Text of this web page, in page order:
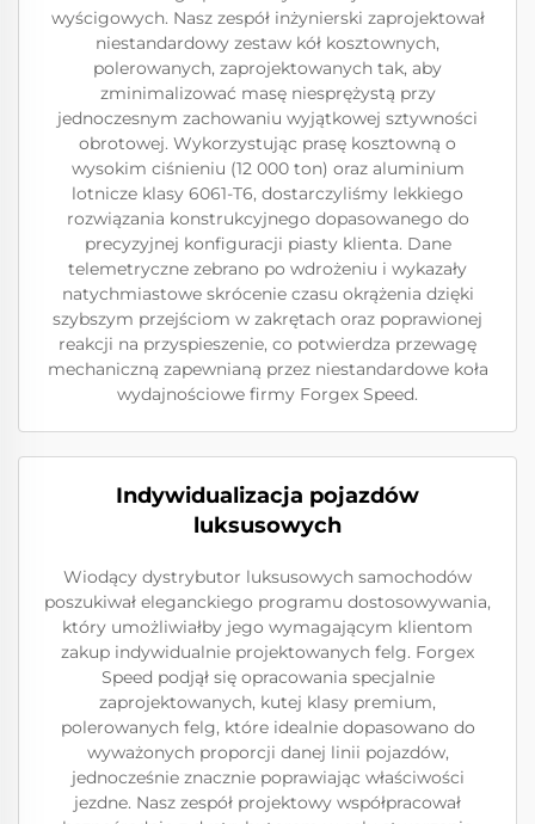
wyścigowych. Nasz zespół inżynierski zaprojektował
niestandardowy zestaw kół kosztownych,
polerowanych, zaprojektowanych tak, aby
zminimalizować masę niesprężystą przy
jednoczesnym zachowaniu wyjątkowej sztywności
obrotowej. Wykorzystując prasę kosztowną o
wysokim ciśnieniu (12 000 ton) oraz aluminium
lotnicze klasy 6061-T6, dostarczyliśmy lekkiego
rozwiązania konstrukcyjnego dopasowanego do
precyzyjnej konfiguracji piasty klienta. Dane
telemetryczne zebrano po wdrożeniu i wykazały
natychmiastowe skrócenie czasu okrążenia dzięki
szybszym przejściom w zakrętach oraz poprawionej
reakcji na przyspieszenie, co potwierdza przewagę
mechaniczną zapewnianą przez niestandardowe koła
wydajnościowe firmy Forgex Speed.
Indywidualizacja pojazdów
luksusowych
Wiodący dystrybutor luksusowych samochodów
poszukiwał eleganckiego programu dostosowywania,
który umożliwiałby jego wymagającym klientom
zakup indywidualnie projektowanych felg. Forgex
Speed podjął się opracowania specjalnie
zaprojektowanych, kutej klasy premium,
polerowanych felg, które idealnie dopasowano do
wyważonych proporcji danej linii pojazdów,
jednocześnie znacznie poprawiając właściwości
jezdne. Nasz zespół projektowy współpracował